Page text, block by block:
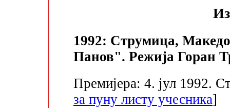
1992: Струмица,
Панов". Режија Горан
Премијера: 4. јул 1992.
за пуну листу учесника]